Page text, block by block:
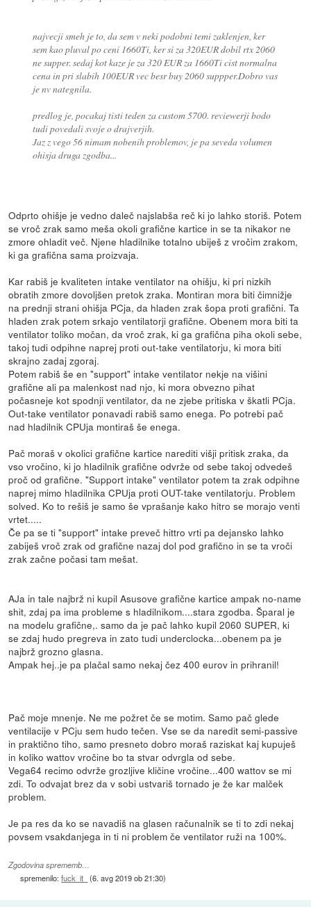
najvecji smeh je to, da sem v neki podobni temi zaklenjen, ker
sem kao pluval po ceni 1660Ti, ker si za 320EUR dobil rtx 2060
ne supper. sedaj kot kaze je za 320 EUR za 1660Ti cist normalna
cena in pri slabih 100EUR vec besr buy 2060 suppper.Dobro vas
je nv nategnila.
predlog je, pocakaj tisti teden za custom 5700. reviewerji bodo
tudi povedali svoje o drajverjih.
Jaz z vego 56 nimam nobenih problemov, je pa seveda volumen
ohisja druga zgodba...
Odprto ohišje je vedno daleč najslabša reč ki jo lahko storiš. Potem
se vroč zrak samo meša okoli grafične kartice in se ta nikakor ne
zmore ohladit več. Njene hladilnike totalno ubiješ z vročim zrakom,
ki ga grafična sama proizvaja.
Kar rabiš je kvaliteten intake ventilator na ohišju, ki pri nizkih
obratih zmore dovoljšen pretok zraka. Montiran mora biti čimnižje
na prednji strani ohišja PCja, da hladen zrak šopa proti grafični. Ta
hladen zrak potem srkajo ventilatorji grafične. Obenem mora biti ta
ventilator toliko močan, da vroč zrak, ki ga grafična piha okoli sebe,
takoj tudi odpihne naprej proti out-take ventilatorju, ki mora biti
skrajno zadaj zgoraj.
Potem rabiš še en "support" intake ventilator nekje na višini
grafične ali pa malenkost nad njo, ki mora obvezno pihat
počasneje kot spodnji ventilator, da ne zjebe pritiska v škatli PCja.
Out-take ventilator ponavadi rabiš samo enega. Po potrebi pač
nad hladilnik CPUja montiraš še enega.
Pač moraš v okolici grafične kartice narediti višji pritisk zraka, da
vso vročino, ki jo hladilnik grafične odvrže od sebe takoj odvedeš
proč od grafične. "Support intake" ventilator potem ta zrak odpihne
naprej mimo hladilnika CPUja proti OUT-take ventilatorju. Problem
solved. Ko to rešiš je samo še vprašanje kako hitro se morajo venti
vrtet.....
Če pa se ti "support" intake preveč hittro vrti pa dejansko lahko
zabiješ vroč zrak od grafične nazaj dol pod grafično in se ta vroči
zrak začne počasi tam mešat.
AJa in tale najbrž ni kupil Asusove grafične kartice ampak no-name
shit, zdaj pa ima probleme s hladilnikom....stara zgodba. Šparal je
na modelu grafične,. samo da je pač lahko kupil 2060 SUPER, ki
se zdaj hudo pregreva in zato tudi underclocka...obenem pa je
najbrž grozno glasna.
Ampak hej..je pa plačal samo nekaj čez 400 eurov in prihranil!
Pač moje mnenje. Ne me požret če se motim. Samo pač glede
ventilacije v PCju sem hudo tečen. Vse se da naredit semi-passive
in praktično tiho, samo presneto dobro moraš raziskat kaj kupuješ
in koliko wattov vročine bo ta stvar odvrgla od sebe.
Vega64 recimo odvrže grozljive kličine vročine...400 wattov se mi
zdi. To odvajat brez da v sobi ustvariš tornado je že kar malček
problem.
Je pa res da ko se navadiš na glasen računalnik se ti to zdi nekaj
povsem vsakdanjega in ti ni problem če ventilator ruži na 100%.
Zgodovina sprememb…
spremenilo:fuck_it_ (6. avg 2019 ob 21:30)